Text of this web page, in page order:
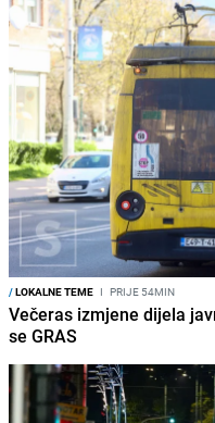
/LOKALNE TEME I PRIJE 54MIN
Večeras izmjene dijela
se GRAS